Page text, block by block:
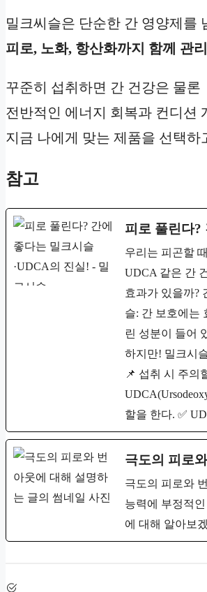
밀크씨슬은 단순한 간 영양제를
피로, 노화, 항산화까지 함께 관
꾸준히 섭취하면 간 건강은 물론
전반적인 에너지 회복과 컨디션
지금 나에게 맞는 제품을 선택
참고
피로 풀린다?
우리는 피곤할
UDCA 같은 간
효과가 있을까?
슬: 간 보호에는
린 성분이 들어
하지만! 밀크시
📌 섭취 시 주의
할을 한다. ✅
극도의 피로
극도의 피로와
능력에 부정적
에 대해 알아보